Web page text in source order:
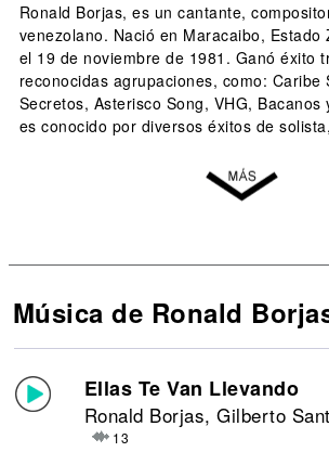
Ronald Borjas, es un cantante,
venezolano. Nació en Maracaibo, Estado
el 19 de noviembre de 1981. Ganó éxito
reconocidas agrupaciones, como: Caribe
Secretos, Asterisco Song, VHG, Bacanos
es conocido por diversos éxitos de
Música de Ronald
Ellas Te Van Llevando
Ronald Borjas, Gilberto
13